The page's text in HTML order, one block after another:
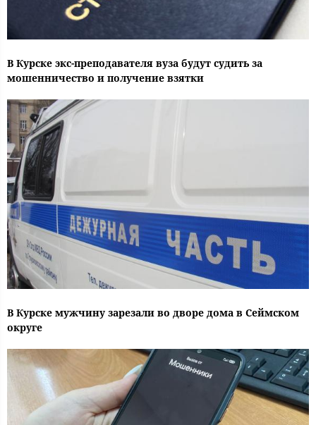
В Курске экс-преподавателя вуза будут судить за
мошенничество и получение взятки
В Курске мужчину зарезали во дворе дома в Сеймском
округе